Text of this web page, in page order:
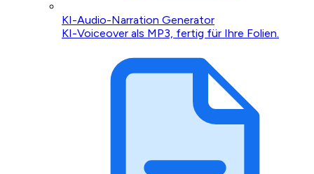
KI-Audio-Narration Generator
KI-Voiceover als MP3, fertig für Ihre Folien.